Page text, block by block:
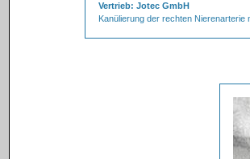
Vertrieb: Jotec GmbH
Kanülierung der rechten